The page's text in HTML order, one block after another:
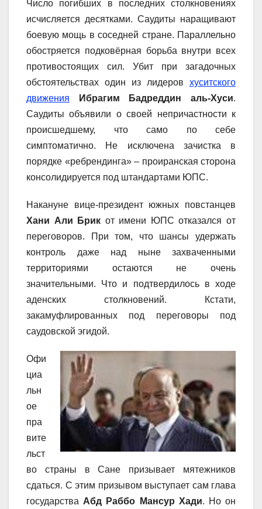
Число погибших в последних столкновениях
исчисляется десятками. Саудиты наращивают
боевую мощь в соседней стране. Параллельно
обостряется подковёрная борьба внутри всех
противостоящих сил. Убит при загадочных
обстоятельствах один из лидеров хуситского
движения
Ибрагим Бадреддин аль-Хуси.
Саудиты объявили о своей непричастности к
происшедшему, что само по себе
симптоматично. Не исключена зачистка в
порядке «ребрендинга» – проиранская сторона
консолидируется под штандартами ЮПС.
Накануне вице-президент южных повстанцев
Хани Али Брик от имени ЮПС отказался от
переговоров. При том, что шансы удержать
контроль даже над ныне захваченными
территориями остаются не очень
значительными. Что и подтвердилось в ходе
аденских столкновений. Кстати,
закамуфлированных под переговоры под
саудовской эгидой.
Офи
циа
льн
ое
пра
вите
льст
во страны в Сане призывает мятежников
сдаться. С этим призывом выступает сам глава
государства Абд Раббо Мансур Хади. Но он